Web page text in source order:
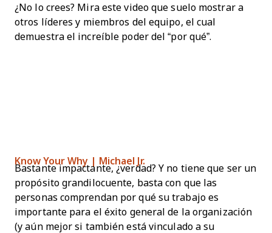
¿No lo crees? Mira este video que suelo mostrar a
otros líderes y miembros del equipo, el cual
demuestra el increíble poder del “por qué”.
Know Your Why | Michael Jr.
Bastante impactante, ¿verdad? Y no tiene que ser un
propósito grandilocuente, basta con que las
personas comprendan por qué su trabajo es
importante para el éxito general de la organización
(y aún mejor si también está vinculado a su